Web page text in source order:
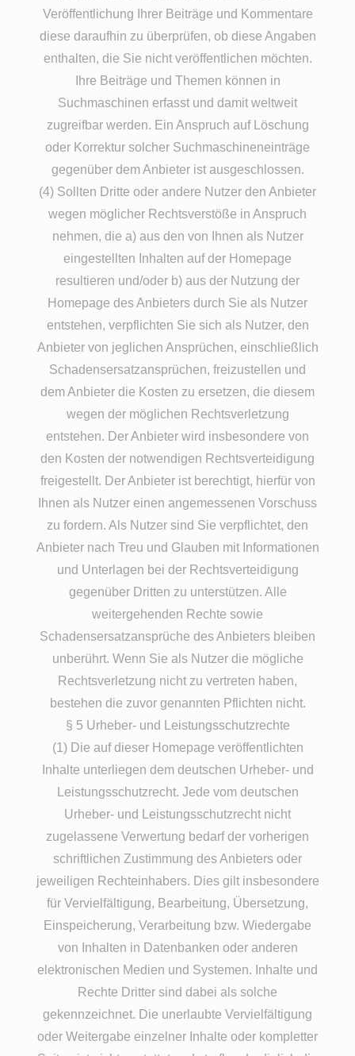
Veröffentlichung Ihrer Beiträge und Kommentare
diese daraufhin zu überprüfen, ob diese Angaben
enthalten, die Sie nicht veröffentlichen möchten.
Ihre Beiträge und Themen können in
Suchmaschinen erfasst und damit weltweit
zugreifbar werden. Ein Anspruch auf Löschung
oder Korrektur solcher Suchmaschineneinträge
gegenüber dem Anbieter ist ausgeschlossen.
(4) Sollten Dritte oder andere Nutzer den Anbieter
wegen möglicher Rechtsverstöße in Anspruch
nehmen, die a) aus den von Ihnen als Nutzer
eingestellten Inhalten auf der Homepage
resultieren und/oder b) aus der Nutzung der
Homepage des Anbieters durch Sie als Nutzer
entstehen, verpflichten Sie sich als Nutzer, den
Anbieter von jeglichen Ansprüchen, einschließlich
Schadensersatzansprüchen, freizustellen und
dem Anbieter die Kosten zu ersetzen, die diesem
wegen der möglichen Rechtsverletzung
entstehen. Der Anbieter wird insbesondere von
den Kosten der notwendigen Rechtsverteidigung
freigestellt. Der Anbieter ist berechtigt, hierfür von
Ihnen als Nutzer einen angemessenen Vorschuss
zu fordern. Als Nutzer sind Sie verpflichtet, den
Anbieter nach Treu und Glauben mit Informationen
und Unterlagen bei der Rechtsverteidigung
gegenüber Dritten zu unterstützen. Alle
weitergehenden Rechte sowie
Schadensersatzansprüche des Anbieters bleiben
unberührt. Wenn Sie als Nutzer die mögliche
Rechtsverletzung nicht zu vertreten haben,
bestehen die zuvor genannten Pflichten nicht.
§ 5 Urheber- und Leistungsschutzrechte
(1) Die auf dieser Homepage veröffentlichten
Inhalte unterliegen dem deutschen Urheber- und
Leistungsschutzrecht. Jede vom deutschen
Urheber- und Leistungsschutzrecht nicht
zugelassene Verwertung bedarf der vorherigen
schriftlichen Zustimmung des Anbieters oder
jeweiligen Rechteinhabers. Dies gilt insbesondere
für Vervielfältigung, Bearbeitung, Übersetzung,
Einspeicherung, Verarbeitung bzw. Wiedergabe
von Inhalten in Datenbanken oder anderen
elektronischen Medien und Systemen. Inhalte und
Rechte Dritter sind dabei als solche
gekennzeichnet. Die unerlaubte Vervielfältigung
oder Weitergabe einzelner Inhalte oder kompletter